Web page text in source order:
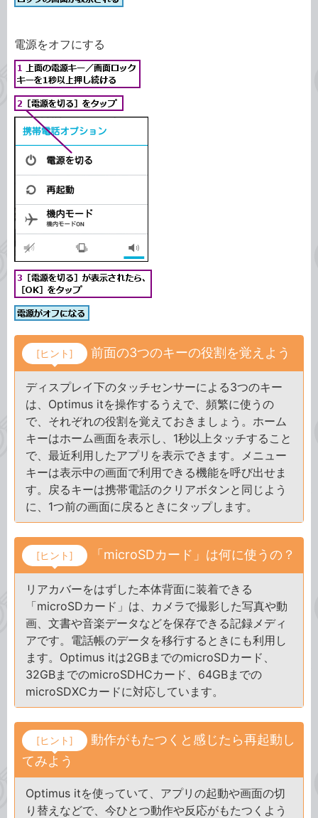
電源をオフにする
[ヒント] 前面の3つのキーの役割を覚えよう
ディスプレイ下のタッチセンサーによる3つのキー
は、Optimus itを操作するうえで、頻繁に使うの
で、それぞれの役割を覚えておきましょう。ホーム
キーはホーム画面を表示し、1秒以上タッチすること
で、最近利用したアプリを表示できます。メニュー
キーは表示中の画面で利用できる機能を呼び出せま
す。戻るキーは携帯電話のクリアボタンと同じよう
に、1つ前の画面に戻るときにタップします。
[ヒント] 「microSDカード」は何に使うの？
リアカバーをはずした本体背面に装着できる
「microSDカード」は、カメラで撮影した写真や動
画、文書や音楽データなどを保存できる記録メディ
アです。電話帳のデータを移行するときにも利用し
ます。Optimus itは2GBまでのmicroSDカード、
32GBまでのmicroSDHCカード、64GBまでの
microSDXCカードに対応しています。
[ヒント]
動作がもたつくと感じたら再起動し
てみよう
Optimus itを使っていて、アプリの起動や画面の切
り替えなどで、今ひとつ動作や反応がもたつくよう